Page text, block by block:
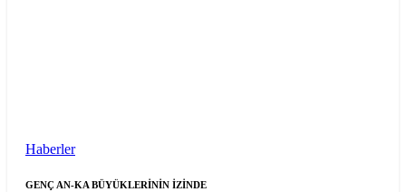
Haberler
GENÇ AN-KA BÜYÜKLERİNİN İZİNDE